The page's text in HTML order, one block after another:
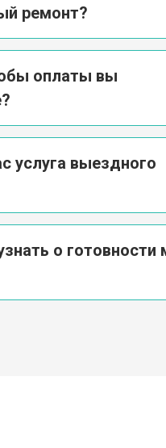
ремонт?
оплаты вы
услуга выездного
о готовности